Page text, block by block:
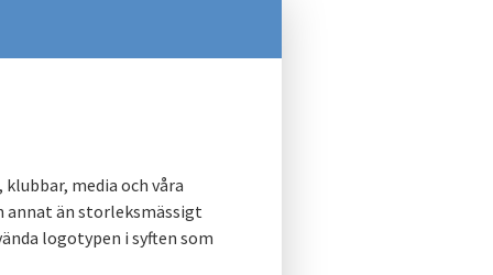
media och våra
än storleksmässigt
logotypen i syften som